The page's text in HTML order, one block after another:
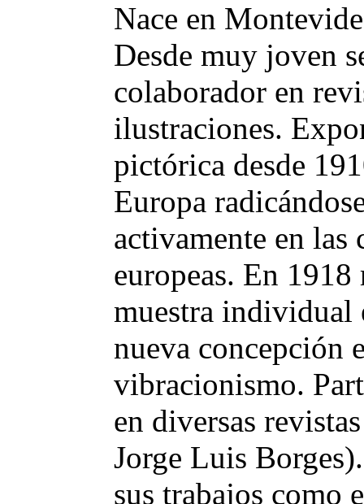
Nace en
Desde muy joven
colaborador en
ilustraciones.
pictórica desde
Europa
activamente en las
europeas. En
muestra individual
nueva concepción
vibracionismo.
en diversas
Jorge Luis
sus trabajos como